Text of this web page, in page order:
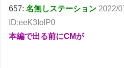
657:名無しステーション 2022/
ID:eeK3IolP0
本編で出る前にCMが